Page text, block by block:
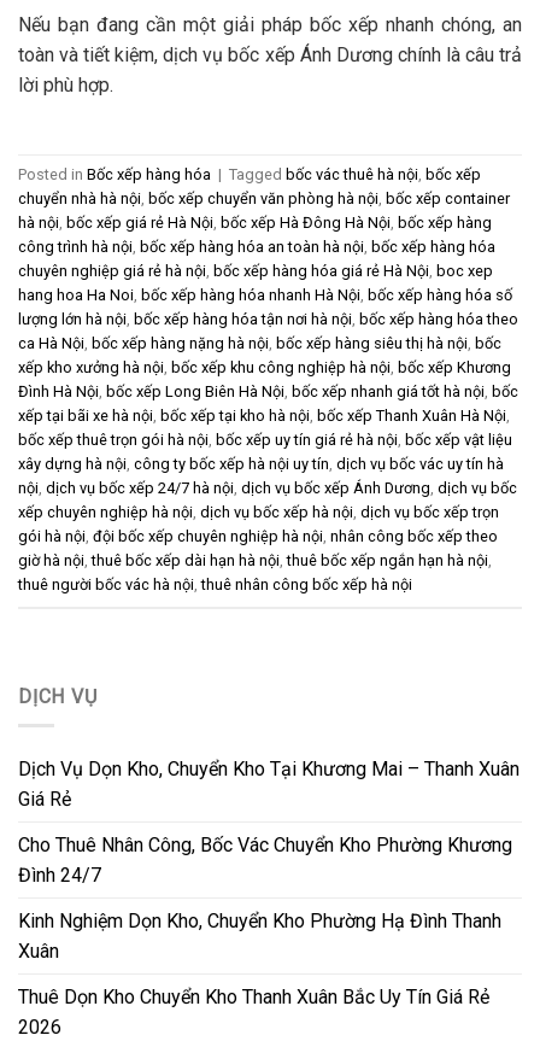
Nếu bạn đang cần một giải pháp bốc xếp nhanh chóng, an
toàn và tiết kiệm, dịch vụ bốc xếp Ánh Dương chính là câu trả
lời phù hợp.
Posted in Bốc xếp hàng hóa | Tagged bốc vác thuê hà nội, bốc xếp
chuyển nhà hà nội, bốc xếp chuyển văn phòng hà nội, bốc xếp container
hà nội, bốc xếp giá rẻ Hà Nội, bốc xếp Hà Đông Hà Nội, bốc xếp hàng
công trình hà nội, bốc xếp hàng hóa an toàn hà nội, bốc xếp hàng hóa
chuyên nghiệp giá rẻ hà nội, bốc xếp hàng hóa giá rẻ Hà Nội, boc xep
hang hoa Ha Noi, bốc xếp hàng hóa nhanh Hà Nội, bốc xếp hàng hóa số
lượng lớn hà nội, bốc xếp hàng hóa tận nơi hà nội, bốc xếp hàng hóa theo
ca Hà Nội, bốc xếp hàng nặng hà nội, bốc xếp hàng siêu thị hà nội, bốc
xếp kho xưởng hà nội, bốc xếp khu công nghiệp hà nội, bốc xếp Khương
Đình Hà Nội, bốc xếp Long Biên Hà Nội, bốc xếp nhanh giá tốt hà nội, bốc
xếp tại bãi xe hà nội, bốc xếp tại kho hà nội, bốc xếp Thanh Xuân Hà Nội,
bốc xếp thuê trọn gói hà nội, bốc xếp uy tín giá rẻ hà nội, bốc xếp vật liệu
xây dựng hà nội, công ty bốc xếp hà nội uy tín, dịch vụ bốc vác uy tín hà
nội, dịch vụ bốc xếp 24/7 hà nội, dịch vụ bốc xếp Ánh Dương, dịch vụ bốc
xếp chuyên nghiệp hà nội, dịch vụ bốc xếp hà nội, dịch vụ bốc xếp trọn
gói hà nội, đội bốc xếp chuyên nghiệp hà nội, nhân công bốc xếp theo
giờ hà nội,thuê bốc xếp dài hạn hà nội,thuê bốc xếp ngắn hạn hà nội,
thuê người bốc vác hà nội,thuê nhân công bốc xếp hà nội
DỊCH VỤ
Dịch Vụ Dọn Kho, Chuyển Kho Tại Khương Mai – Thanh Xuân
Giá Rẻ
Cho Thuê Nhân Công, Bốc Vác Chuyển Kho Phường Khương
Đình 24/7
Kinh Nghiệm Dọn Kho, Chuyển Kho Phường Hạ Đình Thanh
Xuân
Thuê Dọn Kho Chuyển Kho Thanh Xuân Bắc Uy Tín Giá Rẻ
2026